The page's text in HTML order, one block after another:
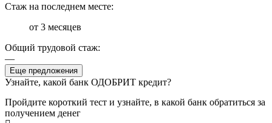
Стаж на последнем месте:
от 3 месяцев
Общий трудовой стаж:
—
Еще предложения
Узнайте, какой банк ОДОБРИТ кредит?
Пройдите короткий тест и узнайте, в какой банк обратиться за
получением денег